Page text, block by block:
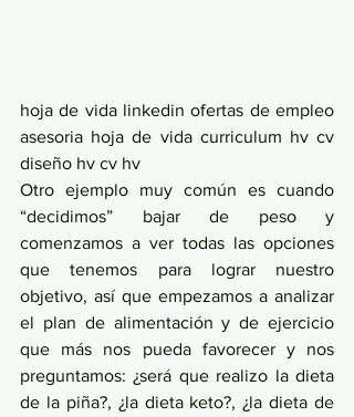
hoja de vida linkedin ofertas de empleo
asesoria hoja de vida curriculum hv cv
diseño hv cv hv
Otro ejemplo muy común es cuando
“decidimos” bajar de peso y
comenzamos a ver todas las opciones
que tenemos para lograr nuestro
objetivo, así que empezamos a analizar
el plan de alimentación y de ejercicio
que más nos pueda favorecer y nos
preguntamos: ¿será que realizo la dieta
de la piña?, ¿la dieta keto?, ¿la dieta de